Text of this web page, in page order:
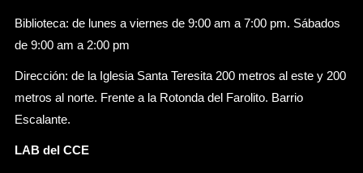
Biblioteca: de lunes a viernes de 9:00 am a 7:00 pm. Sábados
de 9:00 am a 2:00 pm
Dirección: de la Iglesia Santa Teresita 200 metros al este y 200
metros al norte. Frente a la Rotonda del Farolito. Barrio
Escalante.
LAB del CCE